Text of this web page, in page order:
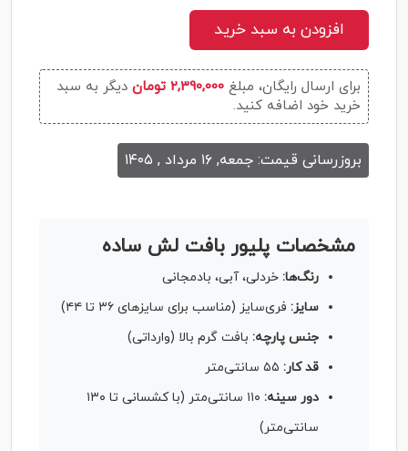
افزودن به سبد خرید
برای ارسال رایگان، مبلغ 2,390,000 تومان
دیگر به سبد
خرید خود اضافه کنید.
بروزرسانی قیمت: جمعه, ۱۶ مرداد , ۱۴۰۵
مشخصات پلیور بافت لش ساده
رنگ‌ها: خردلی، آبی، بادمجانی
سایز: فری‌سایز (مناسب برای سایزهای ۳۶ تا ۴۴)
جنس پارچه: بافت گرم بالا (وارداتی)
قد کار:
دور سینه:
۱۱۰ سانتی‌متر (با کشسانی تا ۱۳۰
سانتی‌متر)